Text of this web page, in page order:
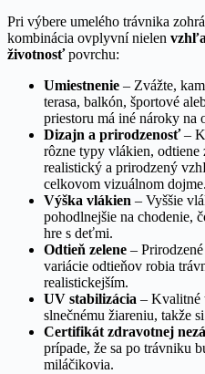
Pri výbere umelého trávnika
kombinácia ovplyvní nielen
životnosťpovrchu:
Umiestnenie – Zvážte,
terasa, balkón, športové
priestoru má iné nároky na
Dizajn a prirodzenosť–
rôzne typy vlákien,
realistický a prirodzený
celkovom vizuálnom dojme.
Výška vlákien – Vyššie
pohodlnejšie na chodenie,
hre s deťmi.
Odtieň zelene –
variácie odtieňov robia
realistickejším.
UV stabilizácia – Kvalitné
slnečnému žiareniu, takže
Certifikát zdravotnej
prípade, že sa po trávniku
miláčikovia.